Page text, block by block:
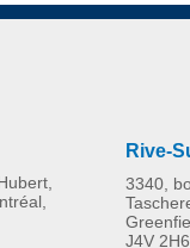
Système de
Rive-
3340,
J4V 2H6